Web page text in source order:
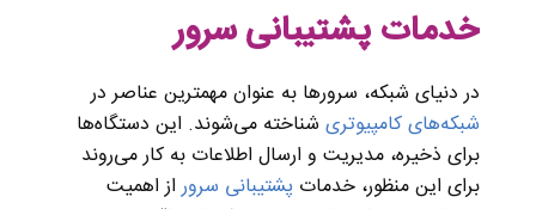
خدمات پشتیبانی سرور
در دنیای شبکه، سرورها به عنوان مهمترین عناصر در
شبکه‌های کامپیوتری شناخته می‌شوند. این دستگاه‌ها
برای ذخیره، مدیریت و ارسال اطلاعات به کار می‌روند
برای این منظور، خدمات پشتیبانی سروراز اهمیت